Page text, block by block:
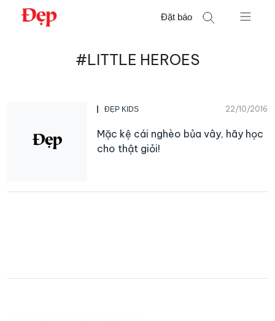
Chuyển
Đặt báo
#LITTLE HEROES
ĐẸP KIDS 22/10/2016
Mặc kệ cái nghèo bủa vây, hãy học
cho thật giỏi!